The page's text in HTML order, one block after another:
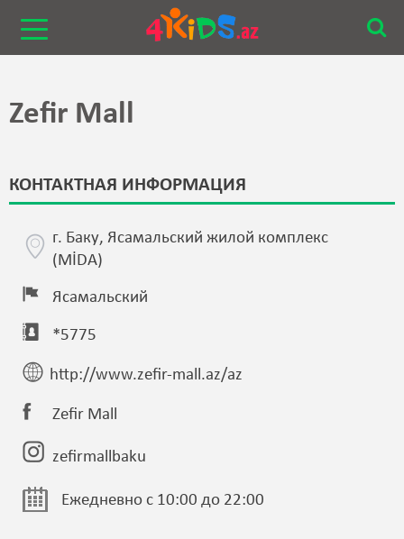
Zefir Mall
КОНТАКТНАЯ ИНФОРМАЦИЯ
г. Баку, Ясамальский жилой комплекс
(MİDA)
Ясамальский
*5775
http://www.zefir-mall.az/az
Zefir Mall
zefirmallbaku
Ежедневно с 10:00 до 22:00